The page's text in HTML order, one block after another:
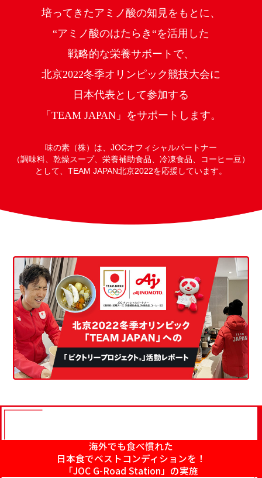
培ってきたアミノ酸の知見をもとに、
“アミノ酸のはたらき“を活用した
戦略的な栄養サポートで、
北京2022冬季オリンピック競技大会に
日本代表として参加する
「TEAM JAPAN」をサポートします。
味の素（株）は、JOCオフィシャルパートナー
（調味料、乾燥スープ、栄養補助食品、 冷凍食品、コーヒー豆）
として、TEAM JAPAN北京2022を応援しています。
海外でも食べ慣れた
日本食でベストコンディションを！
「JOC G-Road Station」の実施